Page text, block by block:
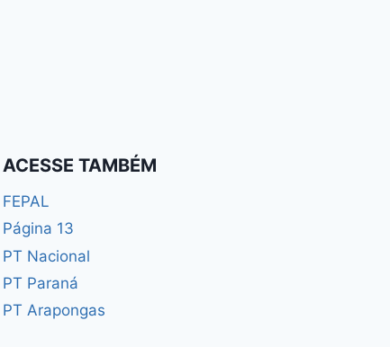
ACESSE TAMBÉM
FEPAL
Página 13
PT Nacional
PT Paraná
PT Arapongas